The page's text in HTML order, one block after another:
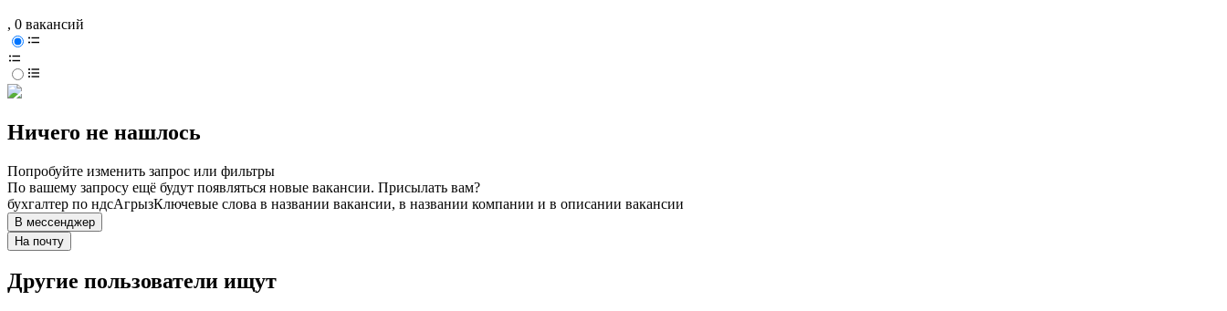
, 0 вакансий
Ничего не нашлось
Попробуйте изменить запрос или фильтры
По вашему запросу ещё будут появляться новые вакансии. Присылать вам?
бухгалтер по ндсАгрызКлючевые слова в названии вакансии, в названии компании и в описании вакансии
В мессенджер
На почту
Другие пользователи ищут